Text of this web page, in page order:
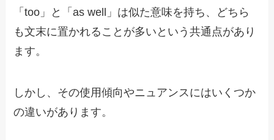
「too」と「as well」は似た意味を持ち、どちら
も文末に置かれることが多いという共通点があり
ます。
しかし、その使用傾向やニュアンスにはいくつか
の違いがあります。